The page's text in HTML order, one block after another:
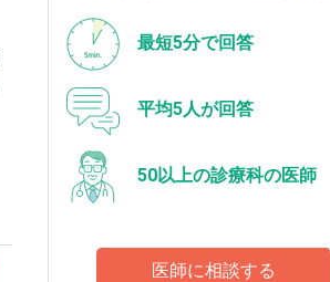
最短5分で回答
平均5人が回答
50以上の診療科の医師
医師に相談する